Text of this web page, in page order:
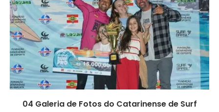
04 Galeria de Fotos do Catarinense de Surf